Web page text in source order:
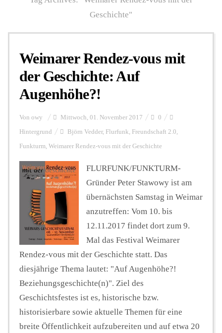
Personalien
Hintergrund
FUNKTURM-Beiträge
Podcast
Seminare
Unterstützen
Geschichte"
Weimarer Rendez-vous mit
der Geschichte: Auf
Augenhöhe?!
Von owy Mittwoch, 01. November 2017 0
Hintergrund Björn Vedder, Flurfunk, Freundschaft 2.0,
Funkturm, Weimarer Rendez-vous mit der Geschichte
FLURFUNK/FUNKTURM-
Gründer Peter Stawowy ist am
übernächsten Samstag in Weimar
anzutreffen: Vom 10. bis
12.11.2017 findet dort zum 9.
Mal das Festival Weimarer
Rendez-vous mit der Geschichte statt. Das
diesjährige Thema lautet: "Auf Augenhöhe?!
Beziehungsgeschichte(n)". Ziel des
Geschichtsfestes ist es, historische bzw.
historisierbare sowie aktuelle Themen für eine
breite Öffentlichkeit aufzubereiten und auf etwa 20